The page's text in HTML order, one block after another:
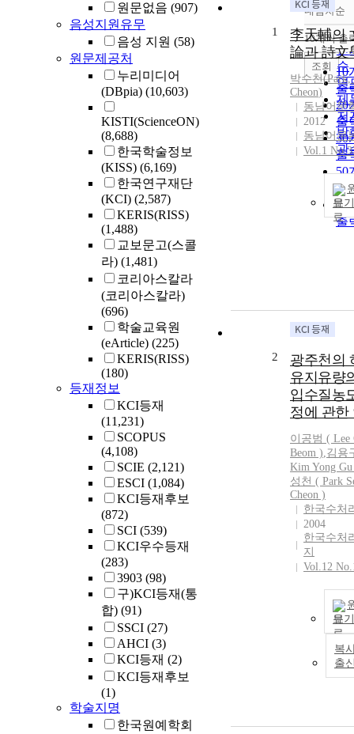
원문없음 (907)
음성지원유무
음성 지원 (58)
원문제공처
누리미디어
(DBpia) (10,603)
KISTI(ScienceON)
(8,688)
한국학술정보
(KISS) (6,169)
한국연구재단
(KCI) (2,587)
KERIS(RISS)
(1,488)
교보문고(스콜
라) (1,481)
코리아스칼라
(코리아스칼라)
(696)
학술교육원
(eArticle) (225)
KERIS(RISS)
(180)
등재정보
KCI등재
(11,231)
SCOPUS
(4,108)
SCIE (2,121)
ESCI (1,084)
KCI등재후보
(872)
SCI (539)
KCI우수등재
(283)
3903 (98)
구)KCI등재(통
합) (91)
SSCI (27)
AHCI (3)
KCI등재 (2)
KCI등재후보
(1)
학술지명
한국원예학회
정
순
인
순
연
제
저
발
관
내림차순
내
10개씩 출
10
출
20
출
30
출
50
출
출
조회
1
李天輔의
論과 詩文
박수천(Park,
Cheon)
동남어문
2012
동남어문
Vol.1
보기
2
광주천의
유지유량
입수질농
정에 관한
이공범 ( Lee
Beom ),김용
Kim Yong
성천 ( Park
Cheon )
한국수처
2004
한국수처
지
Vol.12
보기
복
출